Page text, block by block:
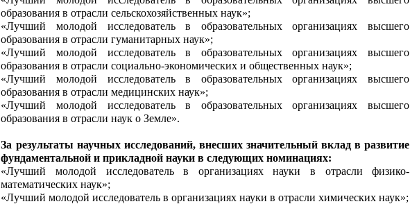
образования в отрасли сельскохозяйственных наук»;
«Лучший молодой исследователь в образовательных организациях высшего
образования в отрасли гуманитарных наук»;
«Лучший молодой исследователь в образовательных организациях высшего
образования в отрасли социально-экономических и общественных наук»;
«Лучший молодой исследователь в образовательных организациях высшего
образования в отрасли медицинских наук»;
«Лучший молодой исследователь в образовательных организациях высшего
образования в отрасли наук о Земле».
За результаты научных исследований, внесших значительный вклад в развитие
фундаментальной и прикладной науки в следующих номинациях:
«Лучший молодой исследователь в организациях науки в отрасли физико-
математических наук»;
«Лучший молодой исследователь в организациях науки в отрасли химических наук»;